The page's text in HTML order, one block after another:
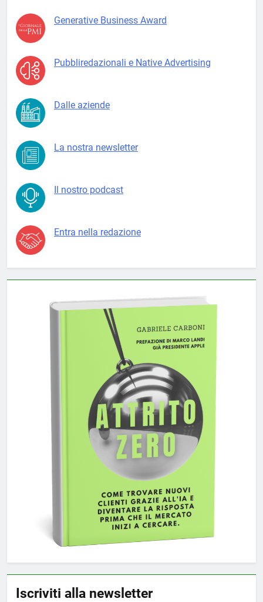
Generative Business Award
Pubbliredazionali e Native Advertising
Dalle aziende
La nostra newsletter
Il nostro podcast
Entra nella redazione
Iscriviti alla newsletter